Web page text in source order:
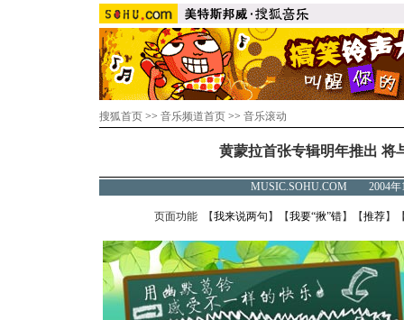
搜狐首页 >> 音乐频道首页 >> 音乐滚动
黄蒙拉首张专辑明年推出 将
MUSIC.SOHU.COM 2004年
页面功能 【我来说两句 】【我要“揪”错】【推荐】